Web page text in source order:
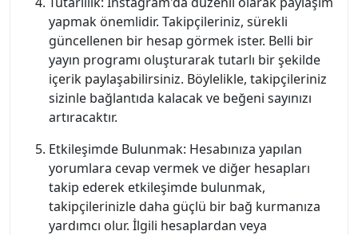
yapmak önemlidir. Takipçileriniz, sürekli
güncellenen bir hesap görmek ister. Belli bir
yayın programı oluşturarak tutarlı bir şekilde
içerik paylaşabilirsiniz. Böylelikle, takipçileriniz
sizinle bağlantıda kalacak ve beğeni sayınızı
artıracaktır.
Etkileşimde Bulunmak: Hesabınıza yapılan
yorumlara cevap vermek ve diğer hesapları
takip ederek etkileşimde bulunmak,
takipçilerinizle daha güçlü bir bağ kurmanıza
yardımcı olur. İlgili hesaplardan veya